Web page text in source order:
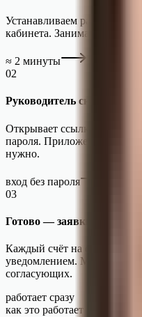
Устанавливаем
кабинета. Занимает пару
≈ 2 минуты
02
Руководитель сканирует
Открывает ссылку или
пароля. Приложение сразу
нужно.
вход без пароля
03
Готово — заявки на
Каждый счёт на оплату из
уведомлением. Можно
согласующих.
работает сразу
как это работает